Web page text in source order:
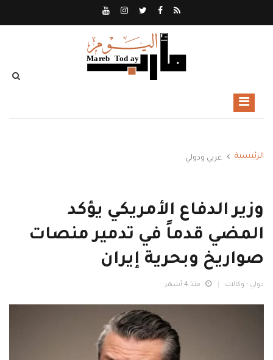
الرئيسية عربي ودولي
وزير الدفاع الأمريكي يؤكد
المضي قدماً في تدمير منصات
صواريخ وبحرية إيران
دولي - وكالات منذ 4 أشهر